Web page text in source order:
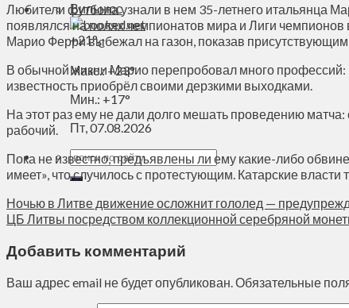
Вильнюс
+21°C
Макс.:+23°
Мин.: +17°
Пт, 07.08.2026
Любители футбола узнали в нем 35-летнего итальянца
появлялся на полях чемпионатов мира и Лиги
Марио Ферри выбежал на газон, показав
В обычной жизни Марио перепробовал много профессий:
известность приобрёл своими дерзкими выходками.
На этот раз ему не дали долго мешать проведению
рабочий.
Пока не известно, предъявлены ли ему какие-либо
имеет», что случилось с протестующим. Катарские
Ночью в Литве движение осложнит гололед —
ЦБ Литвы посредством коллекционной серебряной
Добавить комментарий
Ваш адрес email не будет опубликован.Обязательные